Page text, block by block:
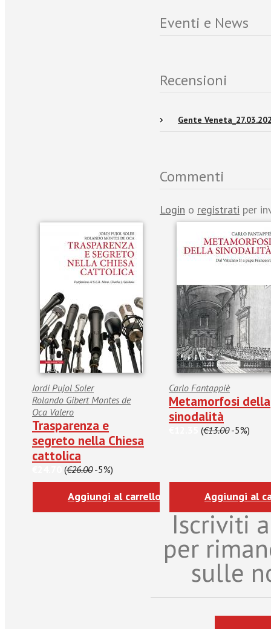
Eventi e News
Recensioni
Gente
Commenti
Login o registrati per
Jordi Pujol Soler
Rolando Gibert Montes de
Oca Valero
Trasparenza e
segreto nella Chiesa
cattolica
(€26.00-5%)
Aggiungi al carrello
Carlo Fantappiè
Metamorfosi della
sinodalità
(€13.00-5%)
Aggiungi al
Iscriviti
per
sulle